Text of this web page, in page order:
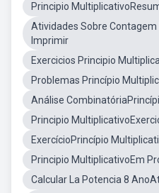
Principio
Atividades Sobre
Imprimir
Exercicios Principio
Problemas Princípio
Análise
Principio
ExercícioPrincípio
Principio MultiplicativoEm
Calcular La Potencia 8